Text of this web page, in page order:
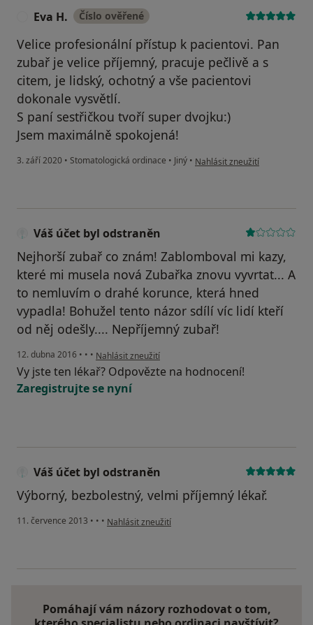
Eva H. Číslo ověřené
Velice profesionální přístup k pacientovi. Pan
zubař je velice příjemný, pracuje pečlivě a s
citem, je lidský, ochotný a vše pacientovi
dokonale vysvětlí.
S paní sestřičkou tvoří super dvojku:)
Jsem maximálně spokojená!
3. září 2020 • Stomatologická ordinace • Jiný • podle názoru uživatele Eva H.
Nahlásit zneužití
Váš účet byl odstraněn
Nejhorší zubař co znám! Zablomboval mi kazy,
které mi musela nová Zubařka znovu vyvrtat... A
to nemluvím o drahé korunce, která hned
vypadla! Bohužel tento názor sdílí víc lidí kteří
od něj odešly.... Nepříjemný zubař!
12. dubna 2016 • • • podle názoru uživatele Váš účet byl odstraněn
Nahlásit zneužití
Vy jste ten lékař? Odpovězte na hodnocení!
Zaregistrujte se nyní
Váš účet byl odstraněn
Výborný, bezbolestný, velmi příjemný lékař.
11. července 2013 • • • podle názoru uživatele Váš účet byl odstraněn
Nahlásit zneužití
Pomáhají vám názory rozhodovat o tom,